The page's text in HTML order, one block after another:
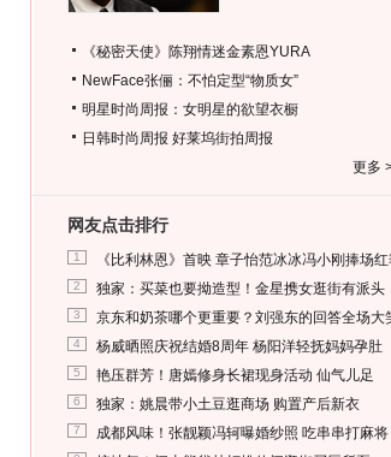
《秘密天使》陈翔情迷金素恩YURA
NewFace张俪：不怕定型“物质女”
明星时尚周报：女明星的欲望衣橱
日韩时尚周报 好莱坞街拍周报
更多
网友点击排行
1 《比利林恩》首映 章子怡范冰冰冯小刚捧场
2 独家：买菜也要拗造型！金星携女逛街有派头
3 京东和奶茶哪个更重要？刘强东的回答全场大
4 杨威晒照庆祝结婚8周年 杨阳洋轻抚妈妈孕肚
5 艳压群芳！唐嫣修身长裙现身活动 仙气儿足
6 独家：姚晨带小土豆逛商场 购置产后新衣
7 成都风味！张靓颖冯轲曝婚纱照 吃串串打麻将